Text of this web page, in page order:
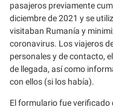
pasajeros previamente
diciembre de 2021 y se
visitaban Rumanía y
coronavirus. Los viajeros
personales y de contacto,
de llegada, así como
con ellos (si los había).
El formulario fue